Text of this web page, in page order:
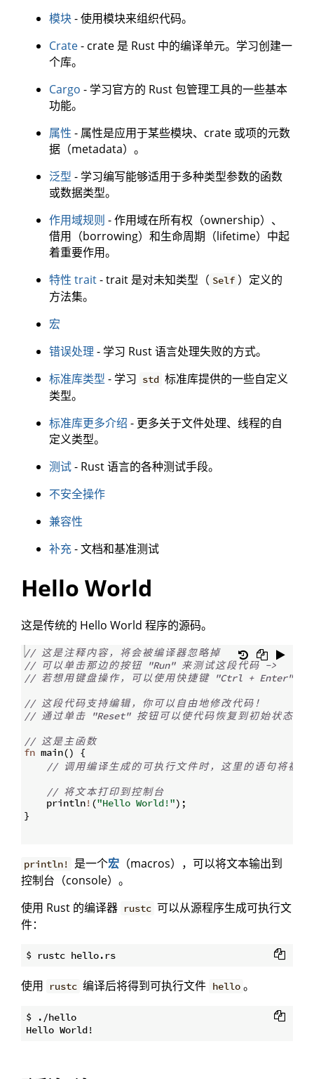
模块- 使用模块来组织代码。
Crate- crate 是 Rust 中的编译单元。学习创建一
个库。
Cargo - 学习官方的 Rust 包管理工具的一些基本
功能。
属性 - 属性是应用于某些模块、crate 或项的元数
据（metadata）。
泛型 - 学习编写能够适用于多种类型参数的函数
或数据类型。
作用域规则 - 作用域在所有权（ownership）、
借用（borrowing）和生命周期（lifetime）中起
着重要作用。
特性 trait- trait 是对未知类型（ Self ）定义的
方法集。
宏
错误处理 - 学习 Rust 语言处理失败的方式。
标准库类型 - 学习 std 标准库提供的一些自定义
类型。
标准库更多介绍 - 更多关于文件处理、线程的自
定义类型。
测试- Rust 语言的各种测试手段。
不安全操作
兼容性
补充- 文档和基准测试
Hello World
这是传统的 Hello World 程序的源码。
// 这是注释内容 ， 将 会被编 译器忽略掉
// 可 以单 击那边的按钮 "Run" 来测 试这段 代码 ->
// 若想用键盘操 作 ， 可 以 使用 快捷键 "Ctrl + Enter"
// 这段 代码 支持编辑 ， 你 可 以 自由地 修改 代码 ！
// 通过单 击 "Reset" 按钮 可 以 使 代码 恢 复到初始状态
// 这是主函 数
fn main()
{
// 调用编 译生成的 可执行文 件时 ， 这里的 语 句将被
// 将文本打印到控制 台
    println
! ("Hello World!") ;
}
println! 是一个宏 （macros），可以将文本输出到
控制台（console）。
使用 Rust 的编译器 rustc 可以从源程序生成可执行文
件：
使用 rustc 编译后将得到可执行文件 hello 。
$ ./hello